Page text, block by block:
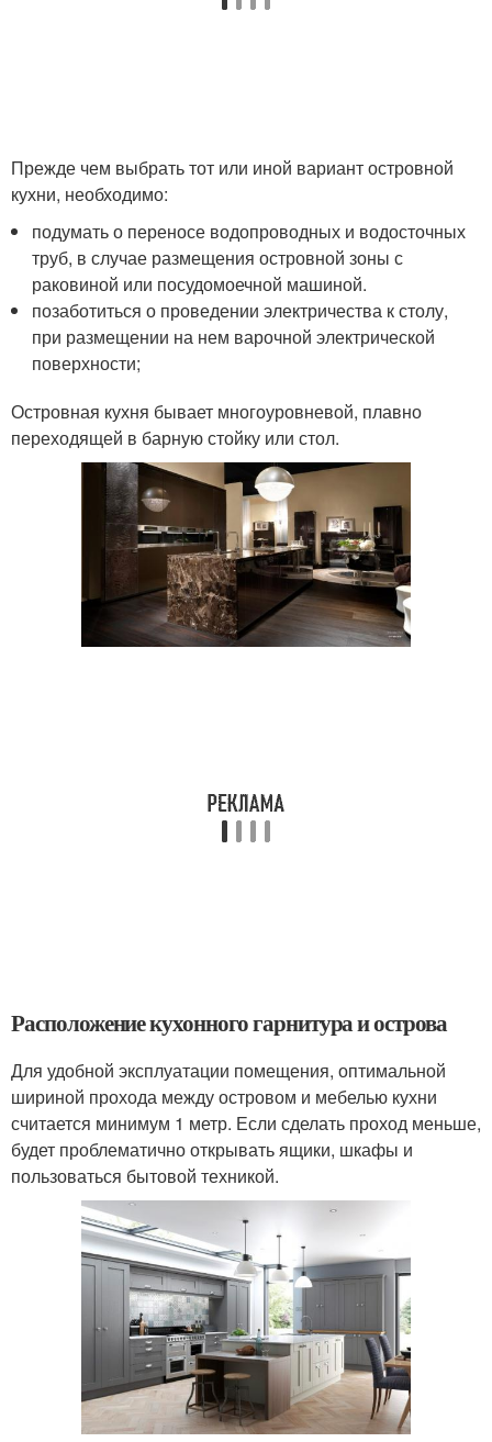
Прежде чем выбрать тот или иной вариант островной
кухни, необходимо:
подумать о переносе водопроводных и водосточных
труб, в случае размещения островной зоны с
раковиной или посудомоечной машиной.
позаботиться о проведении электричества к столу,
при размещении на нем варочной электрической
поверхности;
Островная кухня бывает многоуровневой, плавно
переходящей в барную стойку или стол.
Расположение кухонного гарнитура и острова
Для удобной эксплуатации помещения, оптимальной
шириной прохода между островом и мебелью кухни
считается минимум 1 метр. Если сделать проход меньше,
будет проблематично открывать ящики, шкафы и
пользоваться бытовой техникой.